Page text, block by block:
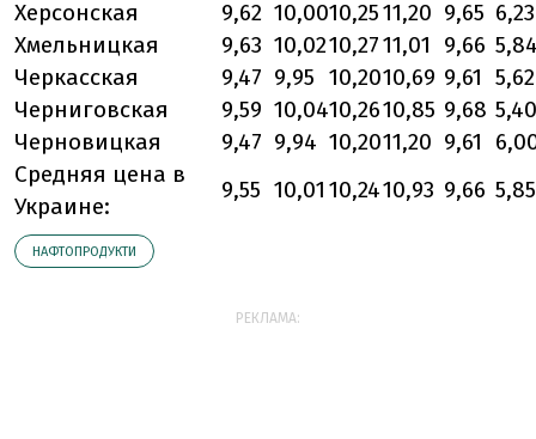
Херсонская 9,62 10,0010,2511,20 9,65 6,23
Хмельницкая
9,63 10,0210,2711,01 9,66
Черкасская
9,47 9,95 10,2010,69 9,61 5,62
Черниговская
9,59 10,0410,2610,85 9,68 5,40
Черновицкая
9,47 9,94 10,2011,20 9,61
Средняя цена в
Украине:
9,55 10,01 10,2410,93 9,66 5,85
НАФТОПРОДУКТИ
РЕКЛАМА: